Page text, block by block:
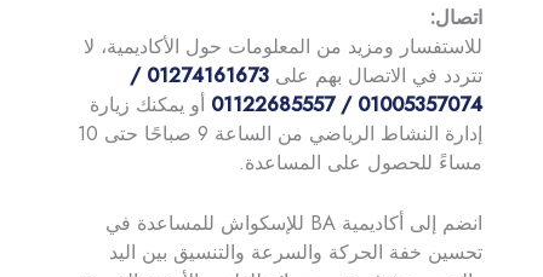
اتصال:
للاستفسار ومزيد من المعلومات حول الأكاديمية، لا
تتردد في الاتصال بهم على
01274161673 /
01005357074 / 01122685557
أو يمكنك زيارة
إدارة النشاط الرياضي من الساعة 9 صباحًا حتى 10
مساءً للحصول على المساعدة.
انضم إلى أكاديمية BA للإسكواش للمساعدة في
تحسين خفة الحركة والسرعة والتنسيق بين اليد